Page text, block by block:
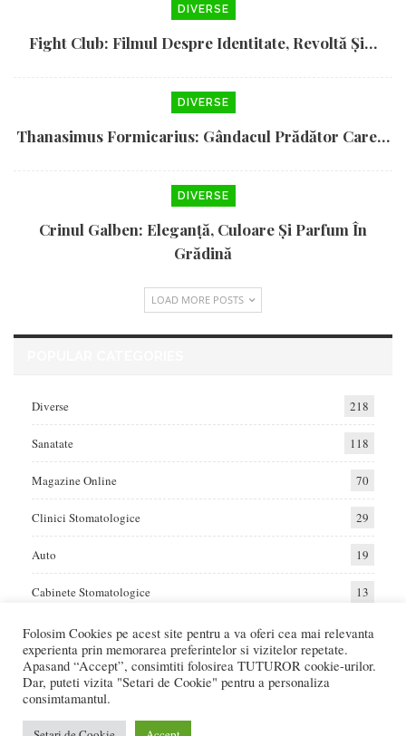
DIVERSE
Fight Club: Filmul Despre Identitate, Revoltă Și…
DIVERSE
Thanasimus Formicarius: Gândacul Prădător Care…
DIVERSE
Crinul Galben: Eleganță, Culoare Și Parfum În
Grădină
LOAD MORE POSTS
Diverse 218
Sanatate 118
Magazine Online 70
Clinici Stomatologice 29
Auto 19
Cabinete Stomatologice 13
Home Auto Diverse Sanatate
Va raportam cele mai bune oferte de servicii si produse din Romania. Recenzii
Folosim Cookies pe acest site pentru a va oferi cea mai relevanta
experienta prin memorarea preferintelor si vizitelor repetate.
Apasand “Accept”, consimtiti folosirea TUTUROR cookie-urilor.
Dar, puteti vizita "Setari de Cookie" pentru a personaliza
consimtamantul.